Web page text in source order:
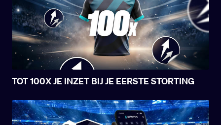
TOT 100X JE INZET BIJ JE EERSTE STORTING